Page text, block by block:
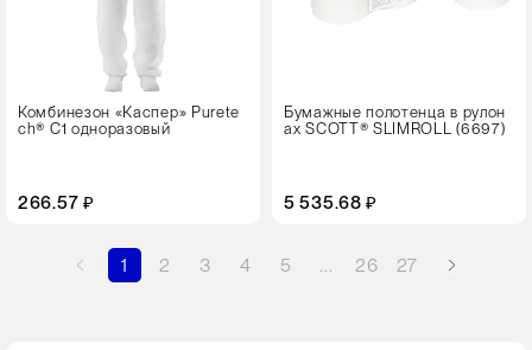
Комбинезон «Каспер» Purete
ch® С1 одноразовый
266.57 ₽
Бумажные полотенца в рулон
ах SCOTT® SLIMROLL (6697)
5 535.68 ₽
1 2 3 4 5 ... 26 27